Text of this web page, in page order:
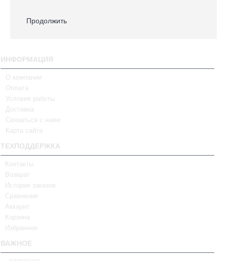
Продолжить
ИНФОРМАЦИЯ
О компании
Оплата
Условия работы
Доставка
Связаться с нами
Карта сайта
ТЕХПОДДЕРЖКА
Контакты
Возврат
История заказов
Сравнение
Аккаунт
Корзина
Избранное
ВАЖНОЕ